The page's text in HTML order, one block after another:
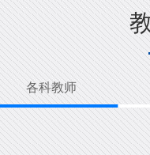
各科教师